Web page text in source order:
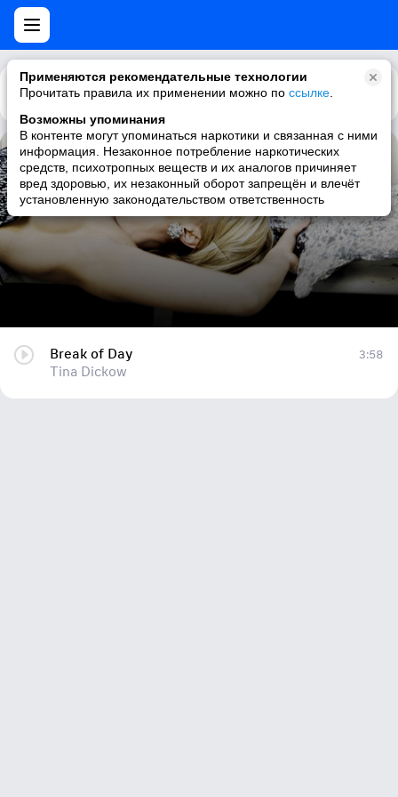
Применяются рекомендательные технологии
Прочитать правила их применении можно по ссылке
Возможны упоминания
В контенте могут упоминаться наркотики и связанная с ними
информация. Незаконное потребление наркотических
средств, психотропных веществ и их аналогов причиняет
вред здоровью, их незаконный оборот запрещён и влечёт
установленную законодательством ответственность
Каталог Рекомендации
Break of Day
Tina Dickow
Break of Day
Tina Dickow
3:58